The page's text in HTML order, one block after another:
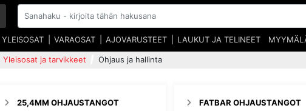
VARAOSAT AJOVARUSTEET LAUKUT JA TELINEET
Yleisosat ja tarvikkeet Ohjaus ja hallinta
25,4MM OHJAUSTANGOT FATBAR OHJAUSTANGOT